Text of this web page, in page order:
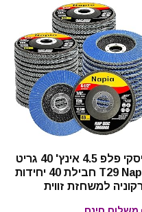
דיסקי פלפ 4.5 אינץ' 40 גריט
T29 Napia חבילת 40 יחידות
למשחזת זווית